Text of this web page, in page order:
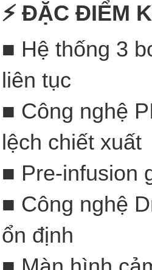
⚡ĐẶC ĐIỂM
■ Hệ thống 3
liên tục
■ Công nghệ
lệch chiết xuất
■ Pre-infusion
■ Công nghệ
ổn định